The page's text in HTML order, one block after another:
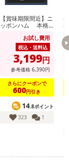
【賞味期限間近】ニ
ッポンハム 本格
お試し費用
税込・送料込
3,199円
参考価格 6,390円
さらにクーポンで
600円引き
14.8ポイント
323
1